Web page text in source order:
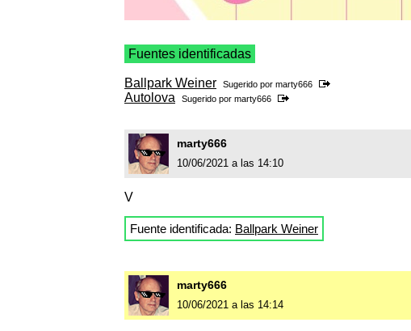
Fuentes identificadas
Ballpark Weiner Sugerido por marty666
Autolova Sugerido por marty666
marty666
10/06/2021 a las 14:10
V
Fuente identificada: Ballpark Weiner
marty666
10/06/2021 a las 14:14